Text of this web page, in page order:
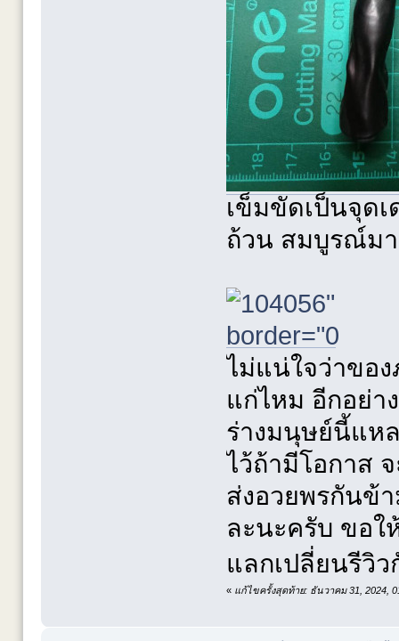
เข็มขัดเป็นจุด
ถ้วน สมบูรณ์ม
ไม่แน่ใจว่าขอ
แก่ไหม อีกอย่า
ร่างมนุษย์นี้แห
ไว้ถ้ามีโอกาส
ส่งอวยพรกันข้
ละนะครับ ขอใ
แลกเปลี่ยนรีวิ
« แก้ไขครั้งสุดท้าย: ธันวาคม 31, 2024,